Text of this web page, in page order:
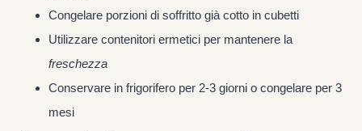
Congelare porzioni di soffritto già cotto in cubetti
Utilizzare contenitori ermetici per mantenere la
freschezza
Conservare in frigorifero per 2-3 giorni o congelare per 3
mesi